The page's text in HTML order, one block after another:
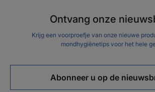
Ontvang onze
Krijg een voorproefje van onze nieuwe
mondhygiënetips voor het hele
Abonneer u op de